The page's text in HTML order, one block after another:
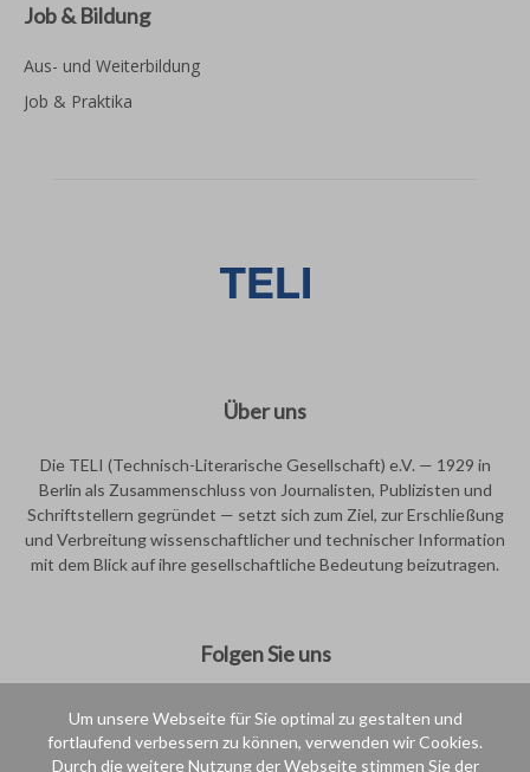
Um unsere Webseite für Sie optimal zu gestalten und
fortlaufend verbessern zu können, verwenden wir Cookies.
Durch die weitere Nutzung der Webseite stimmen Sie der
Job & Bildung
Aus- und Weiterbildung
Job & Praktika
Über uns
Die TELI (Technisch-Literarische Gesellschaft) e.V. — 1929 in
Berlin als Zusammenschluss von Journalisten, Publizisten und
Schriftstellern gegründet — setzt sich zum Ziel, zur Erschließung
und Verbreitung wissenschaftlicher und technischer Information
mit dem Blick auf ihre gesellschaftliche Bedeutung beizutragen.
Folgen Sie uns